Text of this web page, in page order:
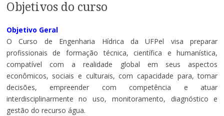
Objetivos do curso
Objetivo Geral
O Curso de Engenharia Hídrica da UFPel visa preparar
profissionais de formação técnica, científica e humanística,
compatível com a realidade global em seus aspectos
econômicos, sociais e culturais, com capacidade para, tomar
decisões, empreender com competência e atuar
interdisciplinarmente no uso, monitoramento, diagnóstico e
gestão do recurso água.